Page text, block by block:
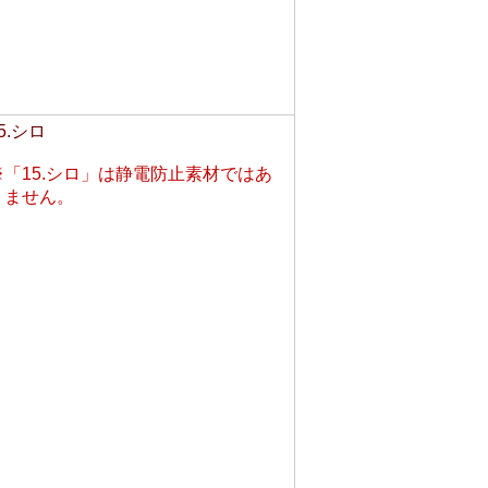
シロ
15.シロ」は静電防止素材ではあ
せん。